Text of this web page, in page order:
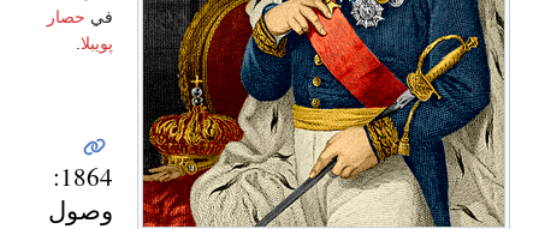
في حصار
پويبلا.
1864:
وصول